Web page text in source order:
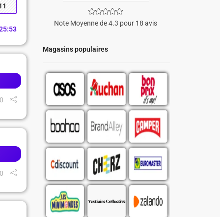
Note Moyenne de 4.3 pour 18 avis
Magasins populaires
:52